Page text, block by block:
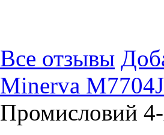
Все отзывы
Minerva
Промисловий